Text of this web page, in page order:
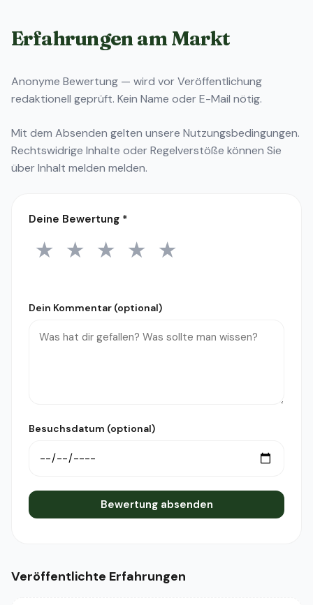
Erfahrungen am Markt
Anonyme Bewertung — wird vor Veröffentlichung
redaktionell geprüft. Kein Name oder E-Mail nötig.
Mit dem Absenden gelten unsere Nutzungsbedingungen.
Rechtswidrige Inhalte oder Regelverstöße können Sie
überInhalt melden melden.
Deine Bewertung *
1 Stern
★ 2 Sterne
★ 3 Sterne
★ 4 Sterne
★ 5 Sterne
★
Dein Kommentar (optional)
Besuchsdatum (optional)
Bewertung absenden
Veröffentlichte Erfahrungen